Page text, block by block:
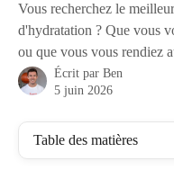
Vous recherchez le
d'hydratation ? Que vous
ou que vous vous rendiez
Écrit par Ben
5 juin 2026
Table des matières